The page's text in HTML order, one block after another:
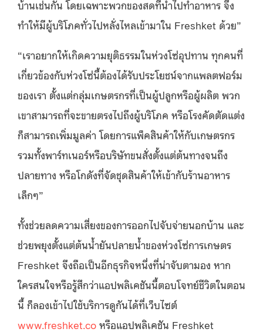
บ้านเช่นกัน โดยเฉพาะพวกของสดที่นำไปทำอาหาร จึง
ทำให้มีผู้บริโภคทั่วไปหลั่งไหลเข้ามาใน Freshket ด้วย”
“เราอยากให้เกิดความยุติธรรมในห่วงโซ่อุปทาน ทุกคนที่
เกี่ยวข้องกับห่วงโซ่นี้ต้องได้รับประโยชน์จากแพลตฟอร์ม
ของเรา ตั้งแต่กลุ่มเกษตรกรที่เป็นผู้ปลูกหรือผู้ผลิต พวก
เขาสามารถที่จะขายตรงไปถึงผู้บริโภค หรือโรงคัดตัดแต่ง
ก็สามารถเพิ่มมูลค่า โดยการแพ็คสินค้าให้กับเกษตรกร
รวมทั้งพาร์ทเนอร์หรือบริษัทขนสั่งตั้งแต่ต้นทางจนถึง
ปลายทาง หรือโกดังที่จัดชุดสินค้าให้เข้ากับร้านอาหาร
เล็กๆ”
ทั้งช่วยลดความเสี่ยงของการออกไปจับจ่ายนอกบ้าน และ
ช่วยพยุงตั้งแต่ต้นน้ำยันปลายน้ำของห่วงโซ่การเกษตร
Freshket จึงถือเป็นอีกธุรกิจหนึ่งที่น่าจับตามอง หาก
ใครสนใจหรือรู้สึกว่าแอปพลิเคชันนี้ตอบโจทย์ชีวิตในตอน
นี้ ก็ลองเข้าไปใช้บริการดูกันได้ที่เว็บไซต์
www.freshket.co หรือแอปพลิเคชัน Freshket